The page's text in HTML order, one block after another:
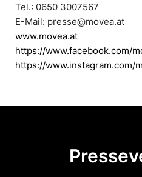
Tel.: 0650 3007567
E-Mail: presse@movea.at
www.movea.at
https://www.facebook.com/
https://www.instagram.com/